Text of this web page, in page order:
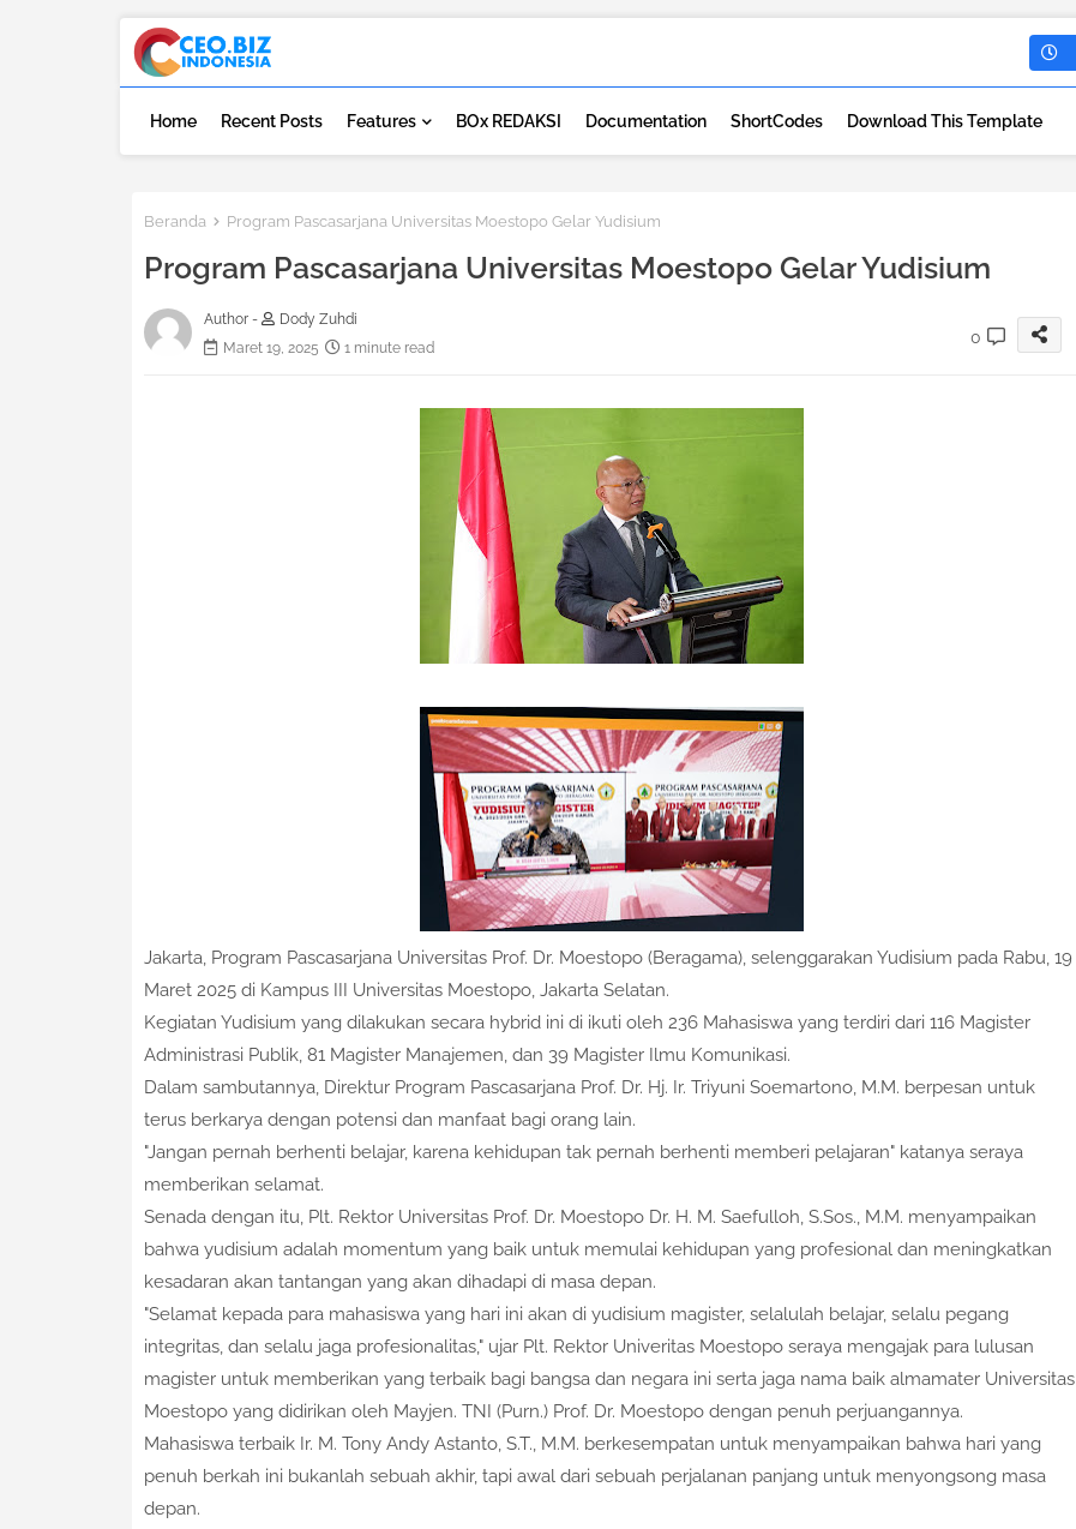
Home Recent Posts Features BOx REDAKSI Documentation ShortCodes Download This Template
Beranda Program Pascasarjana Universitas Moestopo Gelar Yudisium
Program Pascasarjana Universitas Moestopo Gelar Yudisium
Author -
Dody Zuhdi
Maret 19, 2025
1 minute read
0
Jakarta, Program Pascasarjana Universitas Prof. Dr. Moestopo (Beragama), selenggarakan Yudisium pada Rabu, 19
Maret 2025 di Kampus III Universitas Moestopo, Jakarta Selatan.
Kegiatan Yudisium yang dilakukan secara hybrid ini di ikuti oleh 236 Mahasiswa yang terdiri dari 116 Magister
Administrasi Publik, 81 Magister Manajemen, dan 39 Magister Ilmu Komunikasi.
Dalam sambutannya, Direktur Program Pascasarjana Prof. Dr. Hj. Ir. Triyuni Soemartono, M.M. berpesan untuk
terus berkarya dengan potensi dan manfaat bagi orang lain.
"Jangan pernah berhenti belajar, karena kehidupan tak pernah berhenti memberi pelajaran" katanya seraya
memberikan selamat.
Senada dengan itu, Plt. Rektor Universitas Prof. Dr. Moestopo Dr. H. M. Saefulloh, S.Sos., M.M. menyampaikan
bahwa yudisium adalah momentum yang baik untuk memulai kehidupan yang profesional dan meningkatkan
kesadaran akan tantangan yang akan dihadapi di masa depan.
"Selamat kepada para mahasiswa yang hari ini akan di yudisium magister, selalulah belajar, selalu pegang
integritas, dan selalu jaga profesionalitas," ujar Plt. Rektor Univeritas Moestopo seraya mengajak para lulusan
magister untuk memberikan yang terbaik bagi bangsa dan negara ini serta jaga nama baik almamater Universitas
Moestopo yang didirikan oleh Mayjen. TNI (Purn.) Prof. Dr. Moestopo dengan penuh perjuangannya.
Mahasiswa terbaik Ir. M. Tony Andy Astanto, S.T., M.M. berkesempatan untuk menyampaikan bahwa hari yang
penuh berkah ini bukanlah sebuah akhir, tapi awal dari sebuah perjalanan panjang untuk menyongsong masa
depan.